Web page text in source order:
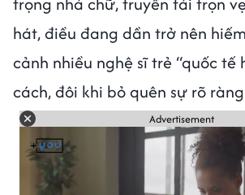
hát, điều đang dần trở nên
cảnh nhiều nghệ sĩ trẻ “quốc tế
cách, đôi khi bỏ quên sự rõ
Advertisement